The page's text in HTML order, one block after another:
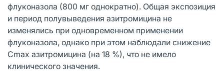
флуконазола (800 мг однократно). Общая экспозиция
и период полувыведения азитромицина не
изменялись при одновременном применении
флуконазола, однако при этом наблюдали снижение
Сmах азитромицина (на 18 %), что не имело
клинического значения.